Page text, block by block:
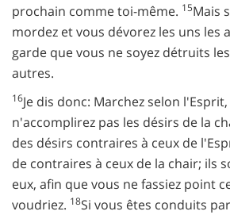
prochain comme toi-même. 15Mais
mordez et vous dévorez les uns les
garde que vous ne soyez détruits
autres.
16Je dis donc: Marchez selon
n'accomplirez pas les désirs de la
des désirs contraires à ceux de
de contraires à ceux de la chair; ils
eux, afin que vous ne fassiez point
voudriez. 18Si vous êtes conduits